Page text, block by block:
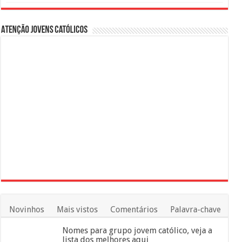
Atenção Jovens Católicos
Novinhos Mais vistos Comentários Palavra-chave
Nomes para grupo jovem católico, veja a
lista dos melhores aqui